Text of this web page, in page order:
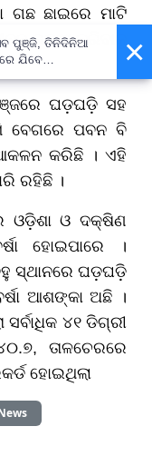
ଗଛ ଛାଇରେ ମାଟି
ରକ୍ଷା କରିବାକୁ
ଘଡ଼ଘଡ଼ି ସହ
ବେଗରେ ପବନ ବି
କରିଛି । ଏହି
ରହିଛି ।
ଓଡ଼ିଶା ଓ ଦକ୍ଷିଣ
ହୋଇପାରେ ।
ସ୍ଥାନରେ ଘଡ଼ଘଡ଼ି
ଆଶଙ୍କା ଅଛି ।
ସର୍ବାଧିକ ୪୧ ଡିଗ୍ରୀ
ତାଳଚେରରେ
ହୋଇଥିଲା
×
ପୁଞ୍ଜି, ତିନିଦିନିଆ
ଯିବେ
ମାଝୀ